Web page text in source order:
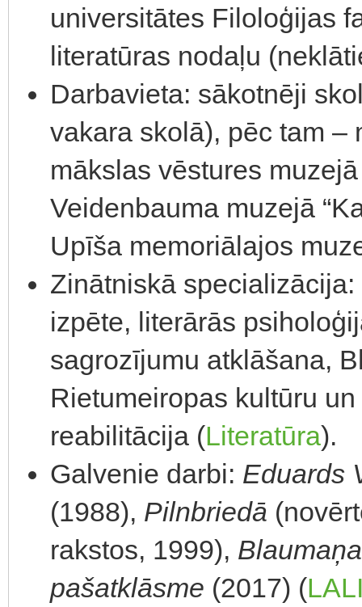
universitātes Filoloģijas
literatūras nodaļu
Darbavieta: sākotnēji
vakara skolā), pēc tam –
mākslas vēstures
Veidenbauma muzejā
Upīša memoriālajos
Zinātniskā
izpēte, literārās
sagrozījumu atklāšana,
Rietumeiropas kultūru
reabilitācija (Literatūra).
Galvenie darbi: Eduards
(1988), Pilnbriedā
rakstos, 1999),
pašatklāsme (2017) (